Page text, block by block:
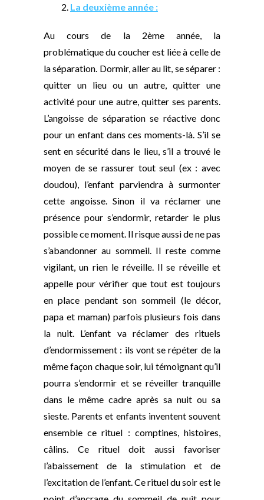
2. La deuxième année :
Au cours de la 2ème année, la
problématique du coucher est liée à celle de
la séparation. Dormir, aller au lit, se séparer :
quitter un lieu ou un autre, quitter une
activité pour une autre, quitter ses parents.
L’angoisse de séparation se réactive donc
pour un enfant dans ces moments-là. S’il se
sent en sécurité dans le lieu, s’il a trouvé le
moyen de se rassurer tout seul (ex : avec
doudou), l’enfant parviendra à surmonter
cette angoisse. Sinon il va réclamer une
présence pour s’endormir, retarder le plus
possible ce moment. Il risque aussi de ne pas
s’abandonner au sommeil. Il reste comme
vigilant, un rien le réveille. Il se réveille et
appelle pour vérifier que tout est toujours
en place pendant son sommeil (le décor,
papa et maman) parfois plusieurs fois dans
la nuit. L’enfant va réclamer des rituels
d’endormissement : ils vont se répéter de la
même façon chaque soir, lui témoignant qu’il
pourra s’endormir et se réveiller tranquille
dans le même cadre après sa nuit ou sa
sieste. Parents et enfants inventent souvent
ensemble ce rituel : comptines, histoires,
câlins. Ce rituel doit aussi favoriser
l’abaissement de la stimulation et de
l’excitation de l’enfant. Ce rituel du soir est le